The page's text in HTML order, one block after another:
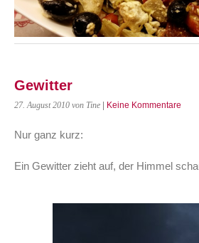
Gewitter
27. August 2010 von Tine | Keine Kommentare
Nur ganz kurz:
Ein Gewitter zieht auf, der Himmel